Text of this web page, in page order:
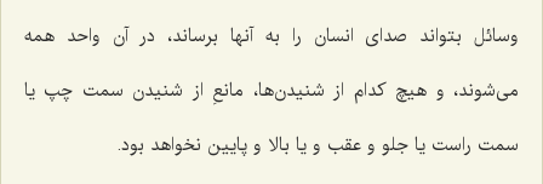
وسائل بتواند صدای انسان را به آنها برساند، در آن واحد همه
می‌شوند، و هیچ کدام از شنیدن‌ها، مانعِ از شنیدن سمت چپ یا
سمت راست یا جلو و عقب و یا بالا و پایین نخواهد بود.